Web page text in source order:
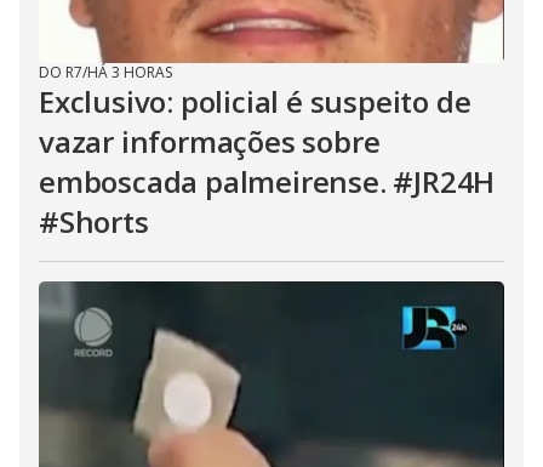
DO R7/HÁ 3 HORAS
Exclusivo: policial é suspeito de
vazar informações sobre
emboscada palmeirense. #JR24H
#Shorts